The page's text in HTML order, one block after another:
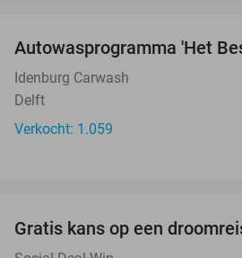
Autowasprogramma 'Het
Idenburg Carwash
Delft
Verkocht: 1.059
Gratis kans op een